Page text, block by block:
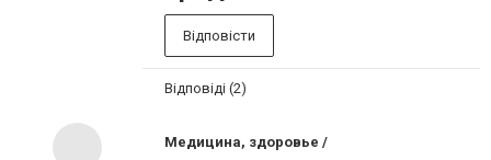
Відповісти
Відповіді (2)
Медицина, здоровье /